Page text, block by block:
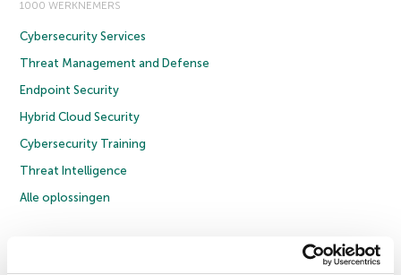
1000 WERKNEMERS
Cybersecurity Services
Threat Management and Defense
Endpoint Security
Hybrid Cloud Security
Cybersecurity Training
Threat Intelligence
Alle oplossingen
Privacybeleid
Licentieovereenkomst B2B